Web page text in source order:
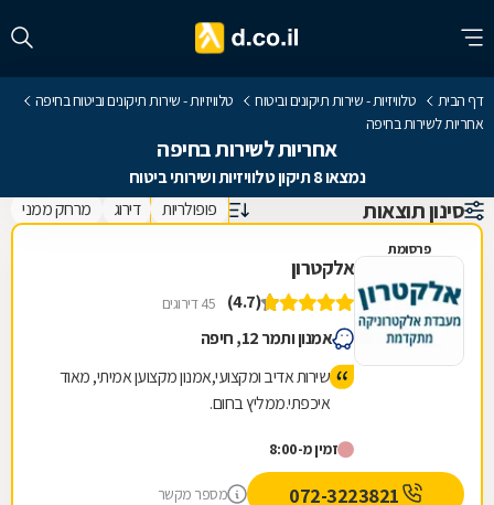
דף הבית טלוויזיות - שירות תיקונים וביטוח
טלוויזיות - שירות תיקונים וביטוח בחיפה
אחריות לשירות בחיפה
אחריות לשירות בחיפה
נמצאו 8 תיקון טלוויזיות ושירותי ביטוח
סינון תוצאות פופולריות דירוג מרחק ממני
פרסומת
אלקטרון
(4.7) 45 דירוגים
אמנון ותמר 12, חיפה
שירות אדיב ומקצועי,אמנון מקצוען אמיתי, מאוד
איכפתי.ממליץ בחום.
זמין מ-8:00
מספר מקשר